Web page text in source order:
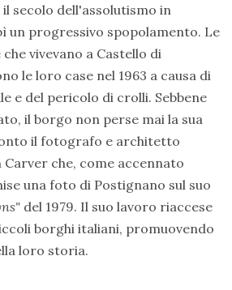
secolo dell'assolutismo in
un progressivo spopolamento. Le
vivevano a Castello di
le loro case nel 1963 a causa di
e del pericolo di crolli. Sebbene
il borgo non perse mai la sua
il fotografo e architetto
che, come accennato
una foto di Postignano sul suo
del 1979. Il suo lavoro riaccese
borghi italiani, promuovendo
loro storia.